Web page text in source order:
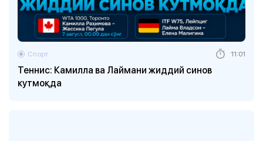
Теннис: Камилла ва Лаймани жиддий синов
кутмоқда
Спорт 11:01